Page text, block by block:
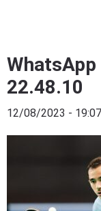
22.48.10
12/08/2023 - 19:07